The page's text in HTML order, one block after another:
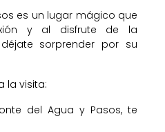
es un lugar mágico que
y al disfrute de la
sorprender por su
la visita:
del Agua y Pasos, te